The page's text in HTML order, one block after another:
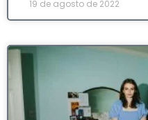
19 de agosto de 2022